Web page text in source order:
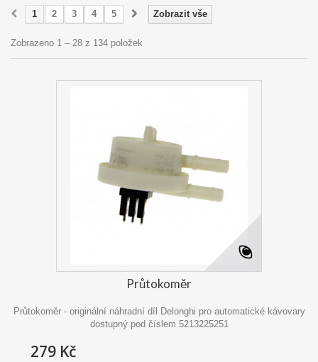
Zobrazit vše
1 2 3 4 5
Zobrazeno 1 – 28 z 134 položek
Průtokoměr
Průtokoměr - originální náhradní díl Delonghi pro automatické kávovary
dostupný pod číslem 5213225251
279 Kč